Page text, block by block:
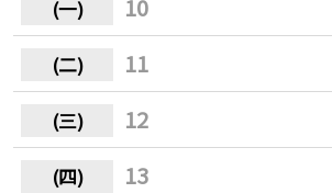
10
11
12
13